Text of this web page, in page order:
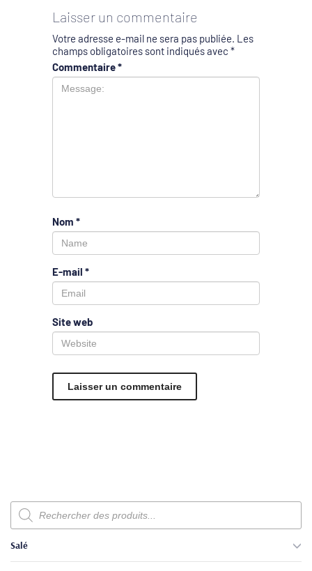
Laisser un commentaire
Votre adresse e-mail ne sera pas publiée. Les
champs obligatoires sont indiqués avec *
Commentaire*
Nom *
E-mail *
Site web
Recherche
de
produits
Salé